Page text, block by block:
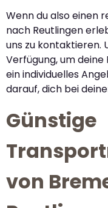
Wenn du also einen
nach Reutlingen
uns zu kontaktieren.
Verfügung, um
ein individuelles
darauf, dich bei
Günstige
von